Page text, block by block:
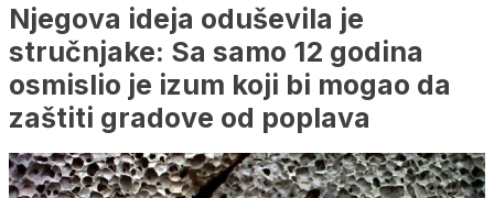
Njegova ideja oduševila je
stručnjake: Sa samo 12 godina
osmislio je izum koji bi mogao da
zaštiti gradove od poplava